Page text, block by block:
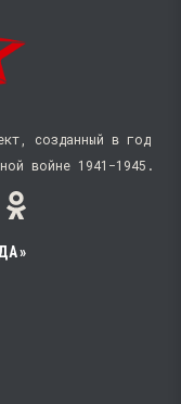
созданный в год
войне 1941−1945.